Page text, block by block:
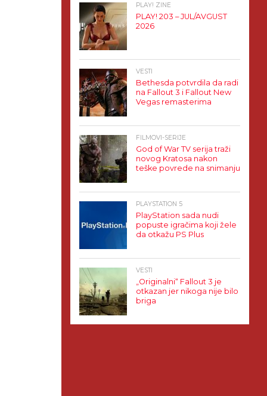
PLAY! ZINE
PLAY! 203 – JUL/AVGUST
2026
VESTI
Bethesda potvrdila da radi
na Fallout 3 i Fallout New
Vegas remasterima
FILMOVI-SERIJE
God of War TV serija traži
novog Kratosa nakon
teške povrede na snimanju
PLAYSTATION 5
PlayStation sada nudi
popuste igračima koji žele
da otkažu PS Plus
VESTI
„Originalni“ Fallout 3 je
otkazan jer nikoga nije bilo
briga